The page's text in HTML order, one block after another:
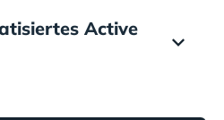
Active